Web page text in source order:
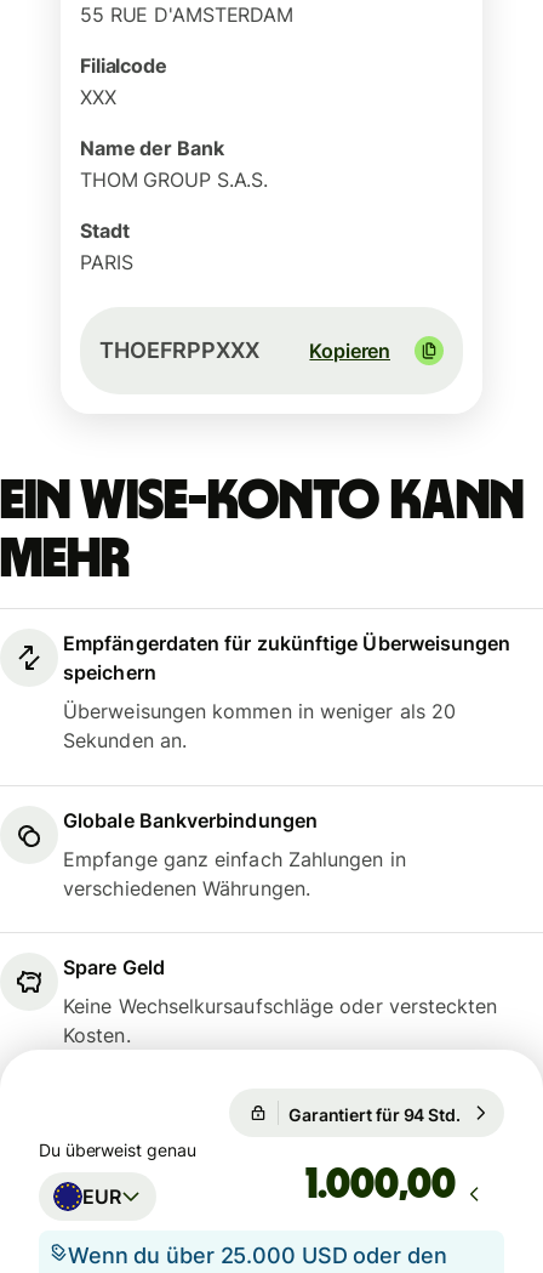
55 RUE D'AMSTERDAM
Filialcode
XXX
Name der Bank
THOM GROUP S.A.S.
Stadt
PARIS
THOEFRPPXXX Kopieren
Ein Wise-Konto kann
mehr
Empfängerdaten für zukünftige Überweisungen
speichern
Überweisungen kommen in weniger als 20
Sekunden an.
Globale Bankverbindungen
Empfange ganz einfach Zahlungen in
verschiedenen Währungen.
Spare Geld
Keine Wechselkursaufschläge oder versteckten
Kosten.
Garantiert für 94 Std.
Du überweist genau
EUR ,00
Wenn du über 25.000 USD oder den